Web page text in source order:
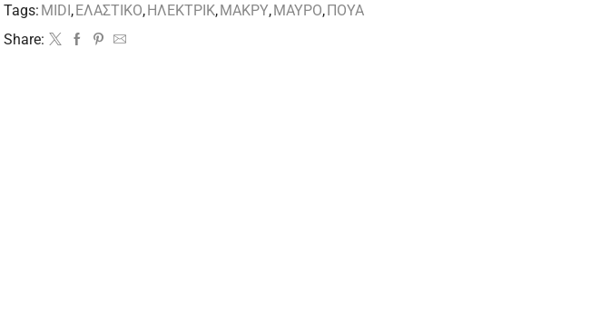
Tags: MIDI,ΕΛΑΣΤΙΚΟ,ΗΛΕΚΤΡΙΚ,ΜΑΚΡΥ,ΜΑΥΡΟ,ΠΟΥΑ
Share: